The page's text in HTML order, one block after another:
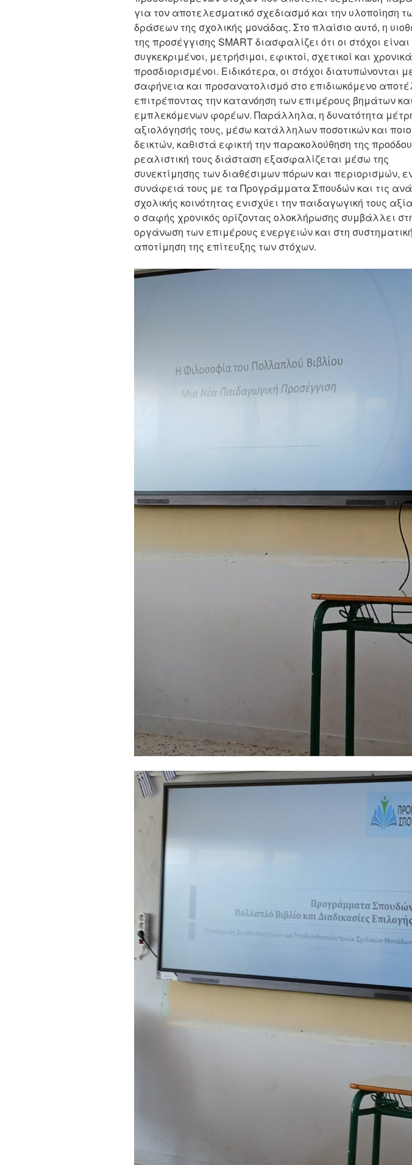
για τον αποτελεσματικό σχεδιασμό και την υλοποίηση
δράσεων της σχολικής μονάδας. Στο πλαίσιο αυτό, η
της προσέγγισης SMART διασφαλίζει ότι οι στόχοι είναι
συγκεκριμένοι, μετρήσιμοι, εφικτοί, σχετικοί και χρονικά
προσδιορισμένοι. Ειδικότερα, οι στόχοι διατυπώνονται
σαφήνεια και προσανατολισμό στο επιδιωκόμενο
επιτρέποντας την κατανόηση των επιμέρους βημάτων
εμπλεκόμενων φορέων. Παράλληλα, η δυνατότητα
αξιολόγησής τους, μέσω κατάλληλων ποσοτικών και
δεικτών, καθιστά εφικτή την παρακολούθηση της
ρεαλιστική τους διάσταση εξασφαλίζεται μέσω της
συνεκτίμησης των διαθέσιμων πόρων και περιορισμών,
συνάφειά τους με τα Προγράμματα Σπουδών και τις
σχολικής κοινότητας ενισχύει την παιδαγωγική τους
ο σαφής χρονικός ορίζοντας ολοκλήρωσης συμβάλλει
οργάνωση των επιμέρους ενεργειών και στη συστηματική
αποτίμηση της επίτευξης των στόχων.